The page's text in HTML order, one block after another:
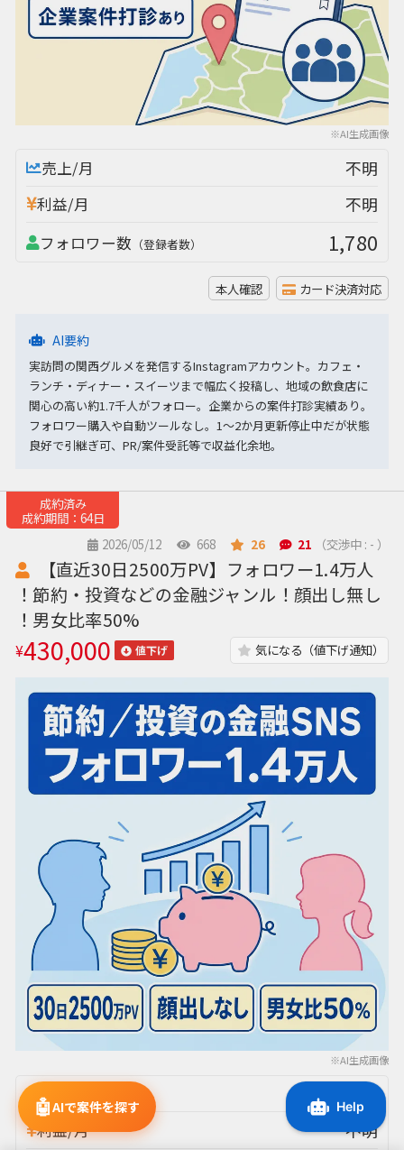
※AI生成画像
売上/月 不明
利益/月 不明
フォロワー数 （登録者数） 1,780
本人確認 カード決済対応
AI要約
実訪問の関西グルメを発信するInstagramアカウント。カフェ・
ランチ・ディナー・スイーツまで幅広く投稿し、地域の飲食店に
関心の高い約1.7千人がフォロー。企業からの案件打診実績あり。
フォロワー購入や自動ツールなし。1〜2か月更新停止中だが状態
良好で引継ぎ可、PR/案件受託等で収益化余地。
成約済み
成約期間：64日
2026/05/12
668 26 21 （交渉中 : - ）
※AI生成画像
【直近30日2500万PV】フォロワー1.4万人
！節約・投資などの金融ジャンル！顔出し無し
！男女比率50%
¥430,000 値下げ 気になる（値下げ通知）
売上/月 不明
利益/月 不明
🤖AIで案件を探す